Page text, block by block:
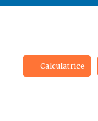
Calculatrice